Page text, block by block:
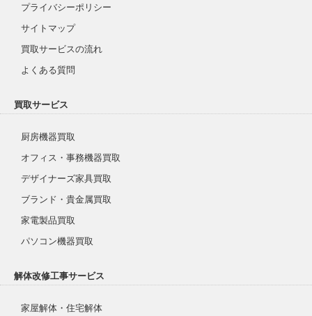
プライバシーポリシー
サイトマップ
買取サービスの流れ
よくある質問
買取サービス
厨房機器買取
オフィス・事務機器買取
デザイナーズ家具買取
ブランド・貴金属買取
家電製品買取
パソコン機器買取
解体改修工事サービス
家屋解体・住宅解体